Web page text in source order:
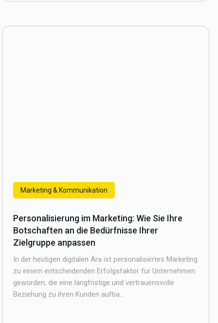
Marketing & Kommunikation
Personalisierung im Marketing: Wie Sie Ihre
Botschaften an die Bedürfnisse Ihrer
Zielgruppe anpassen
In der heutigen digitalen Ära ist personalisiertes Marketing
zu einem entscheidenden Erfolgsfaktor für Unternehmen
geworden, die eine langfristige und vertrauensvolle
Beziehung zu ihren Kunden aufba...